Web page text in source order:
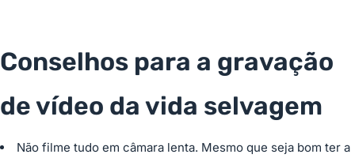
Conselhos para a gravação
de vídeo da vida selvagem
Não filme tudo em câmara lenta. Mesmo que seja bom ter a